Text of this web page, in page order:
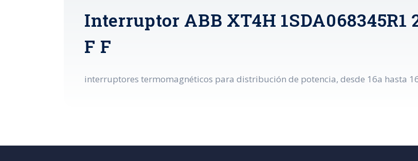
Interruptor ABB XT4H 1SDA068345R1
F F
interruptores termomagnéticos para distribución de potencia, desde 16a hasta